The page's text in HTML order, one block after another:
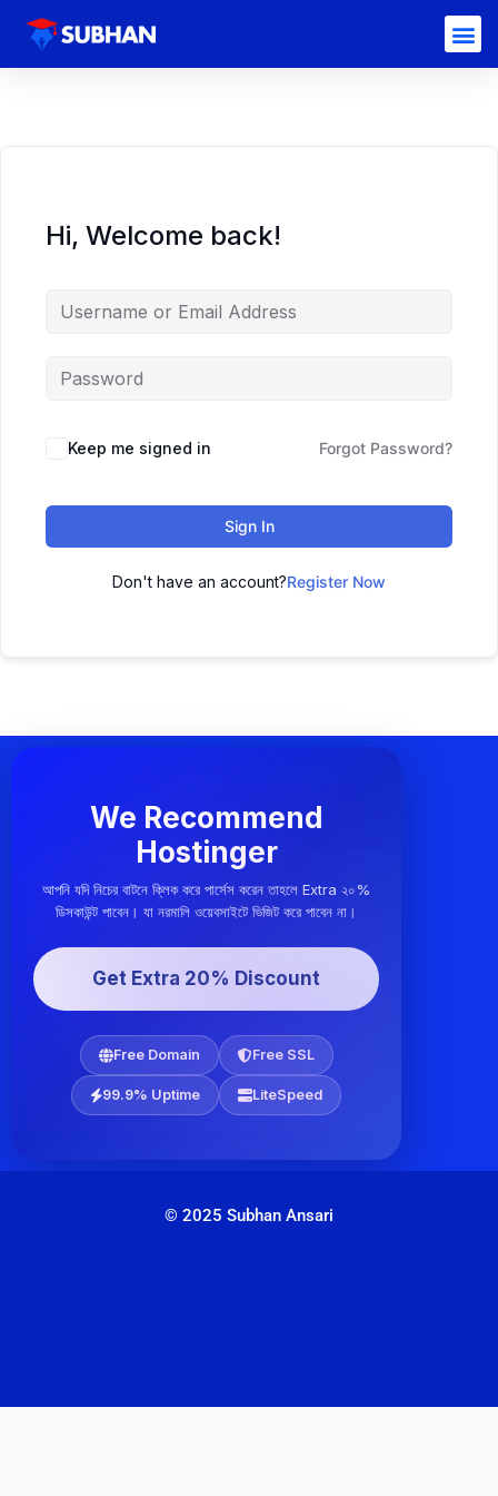
Hi, Welcome back!
Keep me signed in Forgot Password?
Sign In
Don't have an account?Register Now
We Recommend
Hostinger
আপনি যদি নিচের বাটনে ক্লিক করে পার্সেস করেন তাহলে Extra ২০%
ডিসকাউন্ট পাবেন। যা নরমালি ওয়েবসাইটে ভিজিট করে পাবেন না।
Get Extra 20% Discount
Free Domain Free SSL
99.9% Uptime LiteSpeed
© 2025 Subhan Ansari